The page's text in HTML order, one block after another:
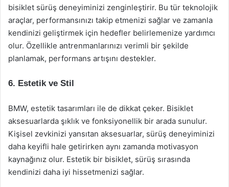
bisiklet sürüş deneyiminizi zenginleştirir. Bu tür teknolojik
araçlar, performansınızı takip etmenizi sağlar ve zamanla
kendinizi geliştirmek için hedefler belirlemenize yardımcı
olur. Özellikle antrenmanlarınızı verimli bir şekilde
planlamak, performans artışını destekler.
6. Estetik ve Stil
BMW, estetik tasarımları ile de dikkat çeker. Bisiklet
aksesuarlarda şıklık ve fonksiyonellik bir arada sunulur.
Kişisel zevkinizi yansıtan aksesuarlar, sürüş deneyiminizi
daha keyifli hale getirirken aynı zamanda motivasyon
kaynağınız olur. Estetik bir bisiklet, sürüş sırasında
kendinizi daha iyi hissetmenizi sağlar.